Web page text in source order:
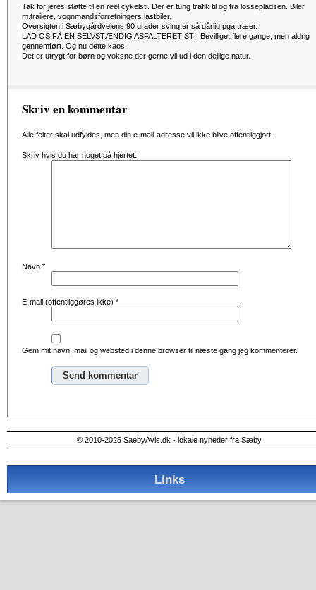
Tak for jeres støtte til en reel cykelsti. Der er tung trafik til og fra lossepladsen. Biler
m.trailere, vognmandsforretningers lastbiler.
Oversigten i Sæbygårdvejens 90 grader sving er så dårlig pga træer.
LAD OS FÅ EN SELVSTÆNDIG ASFALTERET STI. Bevilliget flere gange, men aldrig
gennemført. Og nu dette kaos.
Det er utrygt for børn og voksne der gerne vil ud i den dejlige natur.
Skriv en kommentar
Alle felter skal udfyldes, men din e-mail-adresse vil ikke blive offentliggjort.
Skriv hvis du har noget på hjertet:
Navn *
E-mail (offentliggøres ikke) *
Gem mit navn, mail og websted i denne browser til næste gang jeg kommenterer.
© 2010-2025 SaebyAvis.dk - lokale nyheder fra Sæby
Links